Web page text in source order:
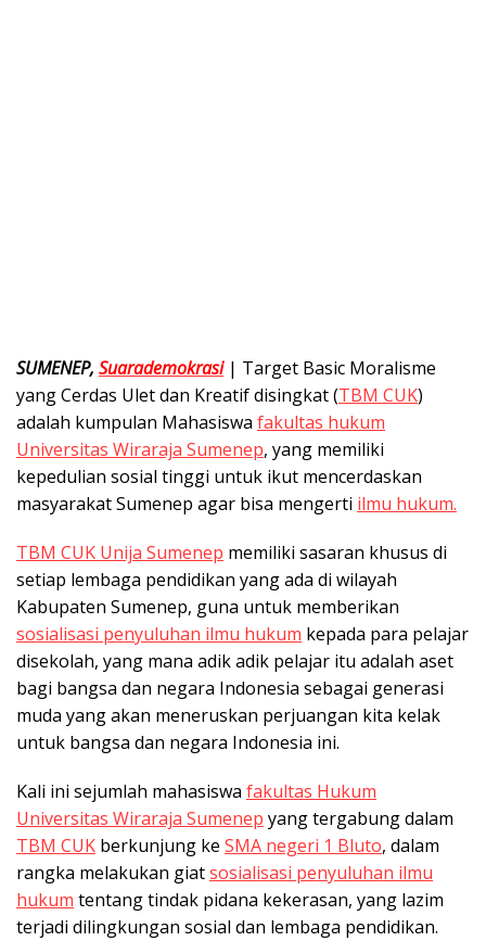
SUMENEP, Suarademokrasi| Target Basic Moralisme
yang Cerdas Ulet dan Kreatif disingkat (TBM CUK)
adalah kumpulan Mahasiswa fakultas hukum
Universitas Wiraraja Sumenep, yang memiliki
kepedulian sosial tinggi untuk ikut mencerdaskan
masyarakat Sumenep agar bisa mengerti ilmu hukum.
TBM CUK Unija Sumenep memiliki sasaran khusus di
setiap lembaga pendidikan yang ada di wilayah
Kabupaten Sumenep, guna untuk memberikan
sosialisasi penyuluhan ilmu hukum kepada para pelajar
disekolah, yang mana adik adik pelajar itu adalah aset
bagi bangsa dan negara Indonesia sebagai generasi
muda yang akan meneruskan perjuangan kita kelak
untuk bangsa dan negara Indonesia ini.
Kali ini sejumlah mahasiswa fakultas Hukum
Universitas Wiraraja Sumenep yang tergabung dalam
TBM CUK berkunjung ke SMA negeri 1 Bluto, dalam
rangka melakukan giatsosialisasi penyuluhan ilmu
hukum tentang tindak pidana kekerasan, yang lazim
terjadi dilingkungan sosial dan lembaga pendidikan.